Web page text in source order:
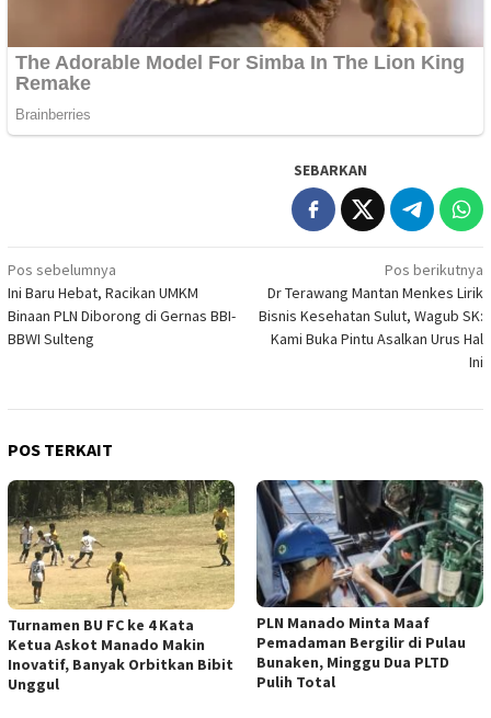
SEBARKAN
Navigasi
pos
Pos sebelumnya
Ini Baru Hebat, Racikan UMKM
Binaan PLN Diborong di Gernas BBI-
BBWI Sulteng
Pos berikutnya
Dr Terawang Mantan Menkes Lirik
Bisnis Kesehatan Sulut, Wagub SK:
Kami Buka Pintu Asalkan Urus Hal
Ini
POS TERKAIT
Turnamen BU FC ke 4 Kata
Ketua Askot Manado Makin
Inovatif, Banyak Orbitkan Bibit
Unggul
PLN Manado Minta Maaf
Pemadaman Bergilir di Pulau
Bunaken, Minggu Dua PLTD
Pulih Total